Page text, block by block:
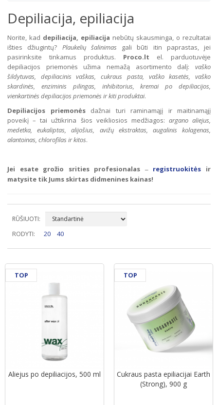
Depiliacija, epiliacija
Norite, kad depiliacija, epiliacija nebūtų skausminga, o rezultatai
išties džiugintų? Plaukelių šalinimas gali būti itin paprastas, jei
pasirinksite tinkamus produktus. Proco.lt el. parduotuvėje
depiliacijos priemonės užima nemažą asortimento dalį: vaško
šildytuvas, depiliacinis vaškas, cukraus pasta, vaško kasetės, vaško
skardinės, enziminis pilingas, inhibitorius, kremai po depiliacijos,
vienkartinės depiliacijos priemonės ir kiti produktai.
Depiliacijos priemonėsdažnai turi raminamąjį ir maitinamąjį
poveikį – tai užtikrina šios veikliosios medžiagos: argano aliejus,
medetka, eukaliptas, alijošius, avižų ekstraktas, augalinis kolagenas,
alantoinas, chlorofilas ir kitos.
Jei esate grožio srities profesionalas – registruokitės ir
matysite tik Jums skirtas didmenines kainas!
RŪŠIUOTI:
RODYTI: 20 40
Aliejus po depiliacijos, 500 ml
TOP
Cukraus pasta epiliacijai Earth
(Strong), 900 g
TOP